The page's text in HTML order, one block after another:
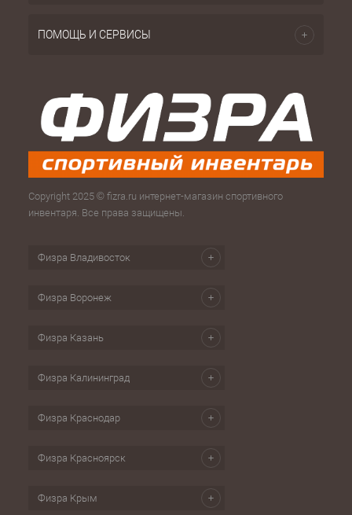
ПОМОЩЬ И СЕРВИСЫ
Copyright 2025 © fizra.ru интернет-магазин спортивного
инвентаря. Все права защищены.
Физра Владивосток
Физра Воронеж
Физра Казань
Физра Калининград
Физра Краснодар
Физра Красноярск
Физра Крым